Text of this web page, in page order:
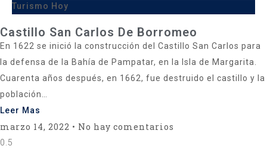
Turismo Hoy
Castillo San Carlos De Borromeo
En 1622 se inició la construcción del Castillo San Carlos para
la defensa de la Bahía de Pampatar, en la Isla de Margarita.
Cuarenta años después, en 1662, fue destruido el castillo y la
población…
Leer Mas
marzo 14, 2022 No hay comentarios